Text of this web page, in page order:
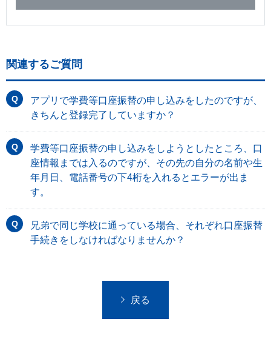
関連するご質問
アプリで学費等口座振替の申し込みをしたのですが、
きちんと登録完了していますか？
学費等口座振替の申し込みをしようとしたところ、口
座情報までは入るのですが、その先の自分の名前や生
年月日、電話番号の下4桁を入れるとエラーが出ま
す。
兄弟で同じ学校に通っている場合、それぞれ口座振替
手続きをしなければなりませんか？
戻る